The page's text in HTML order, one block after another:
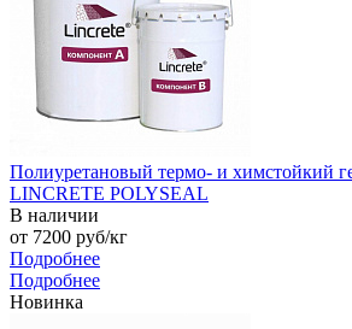
Полиуретановый термо- и химстойкий
LINCRETE POLYSEAL
В наличии
от 7200 руб/кг
Подробнее
Подробнее
Новинка